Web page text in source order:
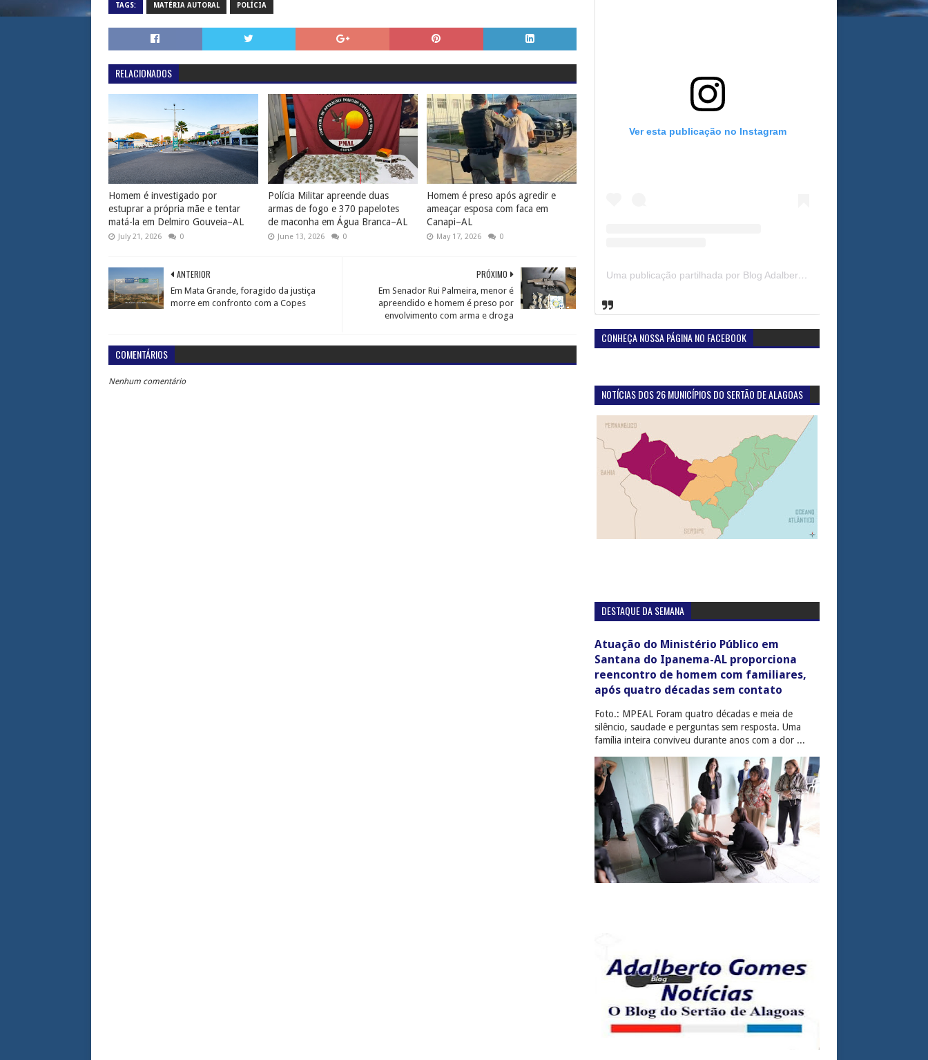
TAGS: MATÉRIA AUTORAL POLÍCIA
RELACIONADOS
Homem é investigado por
estuprar a própria mãe e tentar
matá-la em Delmiro Gouveia–AL
July 21, 2026 0
Polícia Militar apreende duas
armas de fogo e 370 papelotes
de maconha em Água Branca–AL
June 13, 2026 0
Homem é preso após agredir e
ameaçar esposa com faca em
Canapi–AL
May 17, 2026 0
PRÓXIMO
Em Senador Rui Palmeira, menor é
apreendido e homem é preso por
envolvimento com arma e droga
ANTERIOR
Em Mata Grande, foragido da justiça
morre em confronto com a Copes
COMENTÁRIOS
Nenhum comentário
Ver esta publicação no Instagram
Uma publicação partilhada por Blog Adalberto Gomes Noticias (@blogadalbertogomesnoticiass)
CONHEÇA NOSSA PÁGINA NO FACEBOOK
NOTÍCIAS DOS 26 MUNICÍPIOS DO SERTÃO DE ALAGOAS
DESTAQUE DA SEMANA
Atuação do Ministério Público em
Santana do Ipanema-AL proporciona
reencontro de homem com familiares,
após quatro décadas sem contato
Foto.: MPEAL Foram quatro décadas e meia de
silêncio, saudade e perguntas sem resposta. Uma
família inteira conviveu durante anos com a dor ...